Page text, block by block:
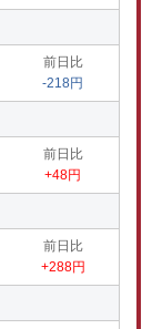
前日比
-218円
前日比
+48円
前日比
+288円